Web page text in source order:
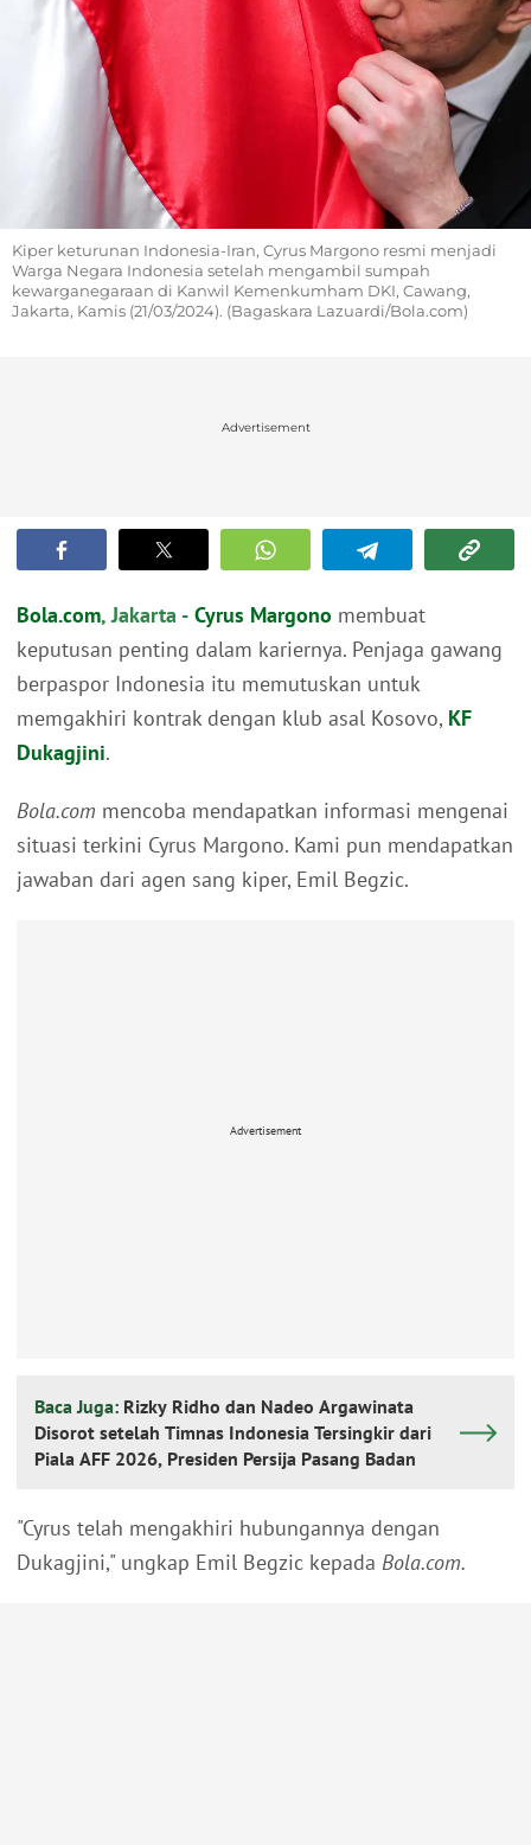
Kiper keturunan Indonesia-Iran, Cyrus Margono resmi menjadi
Warga Negara Indonesia setelah mengambil sumpah
kewarganegaraan di Kanwil Kemenkumham DKI, Cawang,
Jakarta, Kamis (21/03/2024). (Bagaskara Lazuardi/Bola.com)
Advertisement
Bola.com, Jakarta - Cyrus Margono membuat
keputusan penting dalam kariernya. Penjaga gawang
berpaspor Indonesia itu memutuskan untuk
memgakhiri kontrak dengan klub asal Kosovo, KF
Dukagjini.
Bola.com mencoba mendapatkan informasi mengenai
situasi terkini Cyrus Margono. Kami pun mendapatkan
jawaban dari agen sang kiper, Emil Begzic.
Advertisement
Baca Juga: Rizky Ridho dan Nadeo Argawinata
Disorot setelah Timnas Indonesia Tersingkir dari
Piala AFF 2026, Presiden Persija Pasang Badan
"Cyrus telah mengakhiri hubungannya dengan
Dukagjini," ungkap Emil Begzic kepada Bola.com.